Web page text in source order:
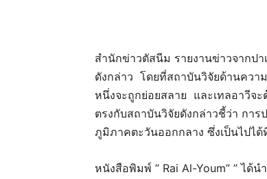
สำนักข่าวตัสนีม รายงานข่าวจากป
ดังกล่าว โดยที่สถาบันวิจัยด้านควา
หนึ่งจะถูกย่อยสลาย และเทลอาวีจ
ตรงกับสถาบันวิจัยดังกล่าวชี้ว่า กา
ภูมิภาคตะวันออกกลาง ซึ่งเป็นไปไ
หนังสือพิมพ์ ” Rai Al-Youm” ” ได้